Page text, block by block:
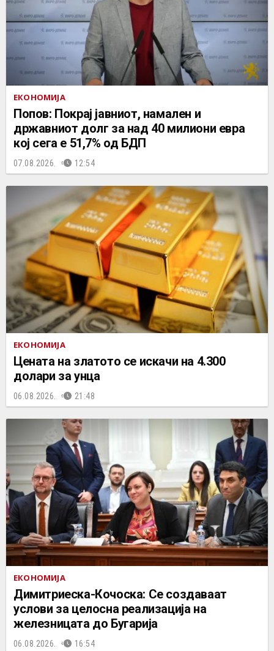
ЕКОНОМИЈА
Попов: Покрај јавниот, намален и
државниот долг за над 40 милиони евра
кој сега е 51,7% од БДП
07.08.2026. 12:54
ЕКОНОМИЈА
Цената на златото се искачи на 4.300
долари за унца
06.08.2026. 21:48
ЕКОНОМИЈА
Димитриеска-Кочоска: Се создаваат
услови за целосна реализација на
железницата до Бугарија
06.08.2026. 16:54